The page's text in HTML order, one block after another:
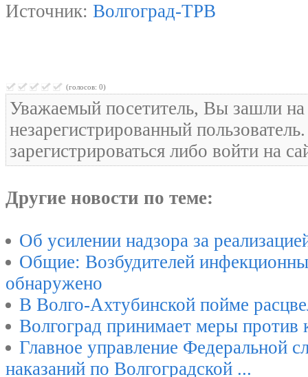
Источник: Волгоград-ТРВ
(голосов: 0)
Уважаемый посетитель, Вы зашли на
незарегистрированный
зарегистрироваться либо войти на
Другие новости по теме:
Об усилении надзора за
Общие: Возбудителей
обнаружено
В Волго-Ахтубинской пойме
Волгоград принимает меры против
Главное управление Федеральной
наказаний по Волгоградской ...